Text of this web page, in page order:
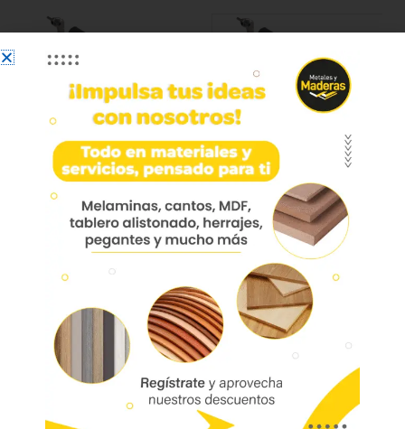
Accesorios
Aventos Hl Brazo 3800 H:
400-550 Mm
Leer más
Accesorios
Aventos Hl Brazo 3800
H:450-580 Mm
Leer más